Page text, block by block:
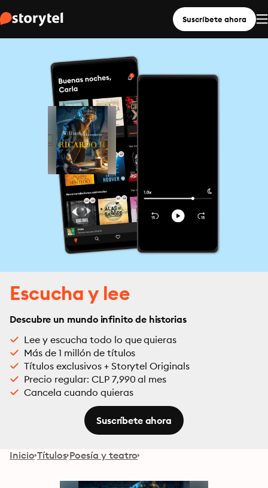
Suscríbete ahora
Escucha y lee
Descubre un mundo infinito de historias
Lee y escucha todo lo que quieras
Más de 1 millón de títulos
Títulos exclusivos + Storytel Originals
Precio regular: CLP 7,990 al mes
Cancela cuando quieras
Suscríbete ahora
Inicio Títulos Poesía y teatro